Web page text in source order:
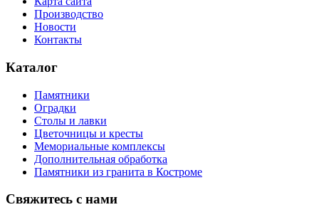
Производство
Новости
Контакты
Каталог
Памятники
Оградки
Столы и лавки
Цветочницы и кресты
Мемориальные комплексы
Дополнительная обработка
Памятники из гранита в Костроме
Свяжитесь с нами